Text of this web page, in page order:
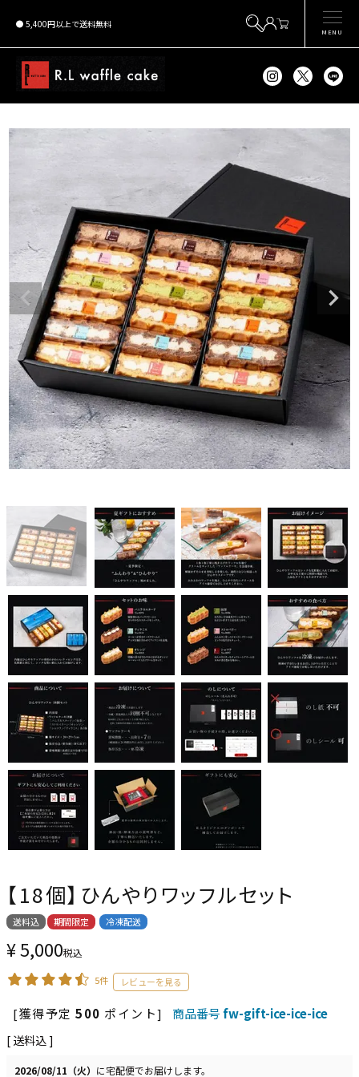
5,400円以上で送料無料
MENU
【18個】ひんやりワッフルセット
送料込 期間限定 冷凍配送
¥5,000税込
5件
[獲得予定 500 ポイント] 商品番号fw-gift-ice-ice-ice
送料込
2026/08/11（火） に宅配便でお届けします。